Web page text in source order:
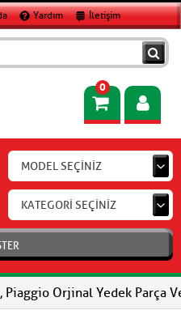
Yardım İletişim
0
MODEL SEÇİNİZ
KATEGORİ SEÇİNİZ
Orjinal Yedek Parça Ve